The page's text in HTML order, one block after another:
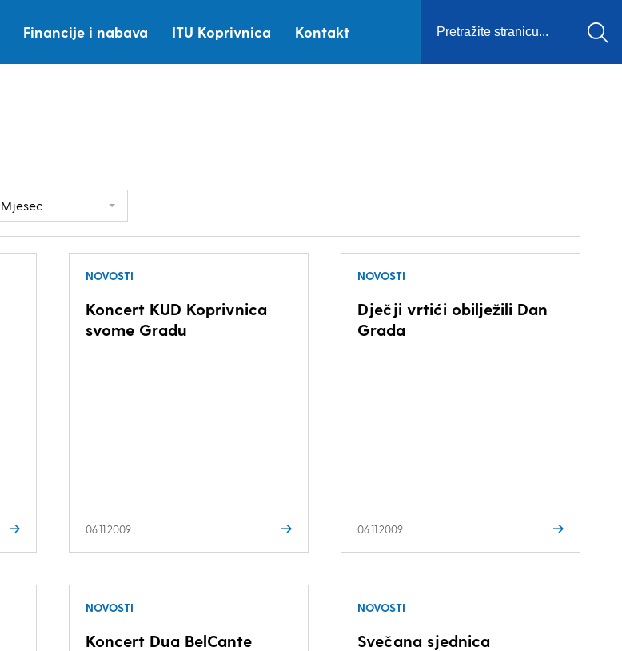
Financije i nabava ITU Koprivnica Kontakt
Mjesec
NOVOSTI
Koncert KUD Koprivnica
svome Gradu
06.11.2009.
NOVOSTI
Dječji vrtići obilježili Dan
Grada
06.11.2009.
NOVOSTI
Koncert Dua BelCante
NOVOSTI
Svečana sjednica